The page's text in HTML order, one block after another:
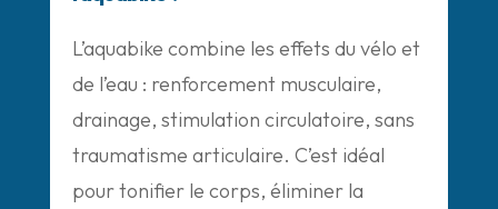
L’aquabike combine les effets du vélo et
de l’eau : renforcement musculaire,
drainage, stimulation circulatoire, sans
traumatisme articulaire. C’est idéal
pour tonifier le corps, éliminer la